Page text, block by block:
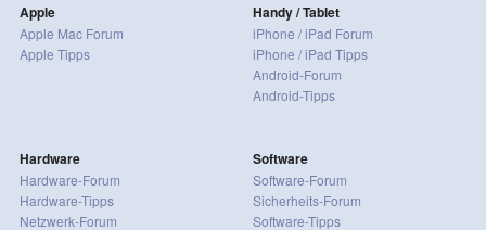
Apple
Apple Mac Forum
Apple Tipps
Handy / Tablet
iPhone / iPad Forum
iPhone / iPad Tipps
Android-Forum
Android-Tipps
Hardware
Hardware-Forum
Hardware-Tipps
Netzwerk-Forum
Software
Software-Forum
Sicherheits-Forum
Software-Tipps